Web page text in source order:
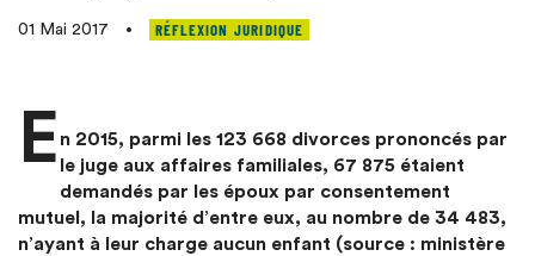
01 Mai 2017 • RÉFLEXION JURIDIQUE
E n 2015, parmi les 123 668 divorces prononcés par
le juge aux affaires familiales, 67 875 étaient
demandés par les époux par consentement
mutuel, la majorité d’entre eux, au nombre de 34 483,
n’ayant à leur charge aucun enfant (source : ministère